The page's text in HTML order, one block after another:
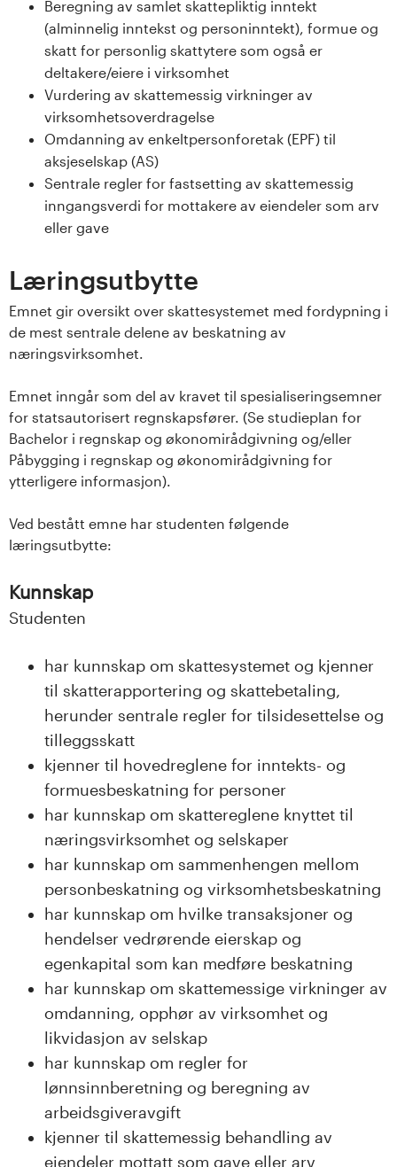
Beregning av samlet skattepliktig inntekt
(alminnelig inntekst og personinntekt), formue og
skatt for personlig skattytere som også er
deltakere/eiere i virksomhet
Vurdering av skattemessig virkninger av
virksomhetsoverdragelse
Omdanning av enkeltpersonforetak (EPF) til
aksjeselskap (AS)
Sentrale regler for fastsetting av skattemessig
inngangsverdi for mottakere av eiendeler som arv
eller gave
Læringsutbytte
Emnet gir oversikt over skattesystemet med fordypning i
de mest sentrale delene av beskatning av
næringsvirksomhet.
Emnet inngår som del av kravet til spesialiseringsemner
for statsautorisert regnskapsfører. (Se studieplan for
Bachelor i regnskap og økonomirådgivning og/eller
Påbygging i regnskap og økonomirådgivning for
ytterligere informasjon).
Ved bestått emne har studenten følgende
læringsutbytte:
Kunnskap
Studenten
har kunnskap om skattesystemet og kjenner
til skatterapportering og skattebetaling,
herunder sentrale regler for tilsidesettelse og
tilleggsskatt
kjenner til hovedreglene for inntekts- og
formuesbeskatning for personer
har kunnskap om skattereglene knyttet til
næringsvirksomhet og selskaper
har kunnskap om sammenhengen mellom
personbeskatning og virksomhetsbeskatning
har kunnskap om hvilke transaksjoner og
hendelser vedrørende eierskap og
egenkapital som kan medføre beskatning
har kunnskap om skattemessige virkninger av
omdanning, opphør av virksomhet og
likvidasjon av selskap
har kunnskap om regler for
lønnsinnberetning og beregning av
arbeidsgiveravgift
kjenner til skattemessig behandling av
eiendeler mottatt som gave eller arv